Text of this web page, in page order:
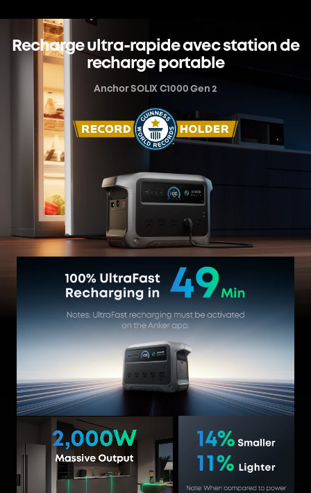
Recharge ultra-rapide avec station de
recharge portable
Anchor SOLIX C1000 Gen 2